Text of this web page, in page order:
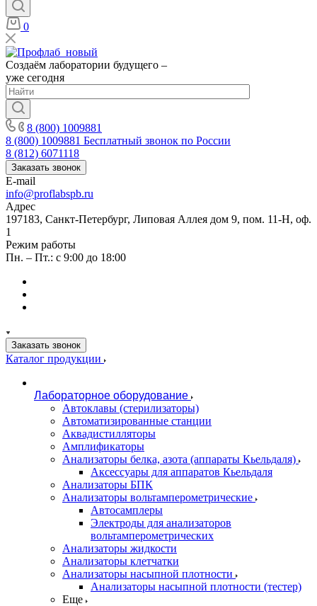
0
Создаём лаборатории будущего –
уже сегодня
8 (800) 1009881
8 (800) 1009881 Бесплатный звонок по России
8 (812) 6071118
Заказать звонок
E-mail
info@proflabspb.ru
Адрес
197183, Санкт-Петербург, Липовая Аллея дом 9, пом. 11-Н, оф.
1
Режим работы
Пн. – Пт.: с 9:00 до 18:00
Заказать звонок
Каталог продукции
Лабораторное оборудование
Автоклавы (стерилизаторы)
Автоматизированные станции
Аквадистилляторы
Амплификаторы
Анализаторы белка, азота (аппараты Кьельдаля)
Аксессуары для аппаратов Кьельдаля
Анализаторы БПК
Анализаторы вольтамперометрические
Автосамплеры
Электроды для анализаторов
вольтамперометрических
Анализаторы жидкости
Анализаторы клетчатки
Анализаторы насыпной плотности
Анализаторы насыпной плотности (тестер)
Еще